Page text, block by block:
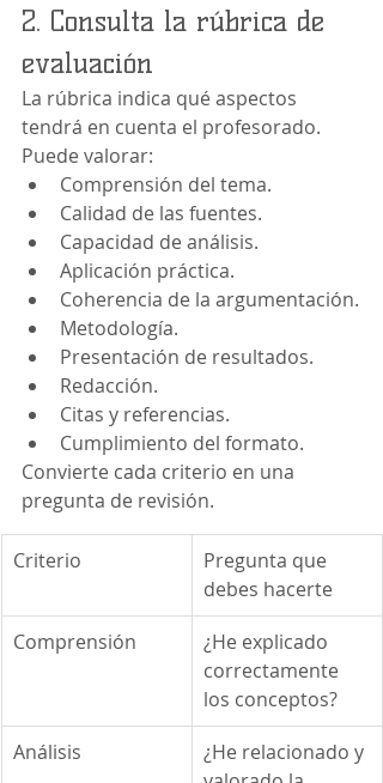
2. Consulta la rúbrica de
evaluación
La rúbrica indica qué aspectos
tendrá en cuenta el profesorado.
Puede valorar:
Comprensión del tema.
Calidad de las fuentes.
Capacidad de análisis.
Aplicación práctica.
Coherencia de la argumentación.
Metodología.
Presentación de resultados.
Redacción.
Citas y referencias.
Cumplimiento del formato.
Convierte cada criterio en una
pregunta de revisión.
Criterio
Pregunta que
debes hacerte
Comprensión
¿He explicado
correctamente
los conceptos?
Análisis
¿He relacionado y